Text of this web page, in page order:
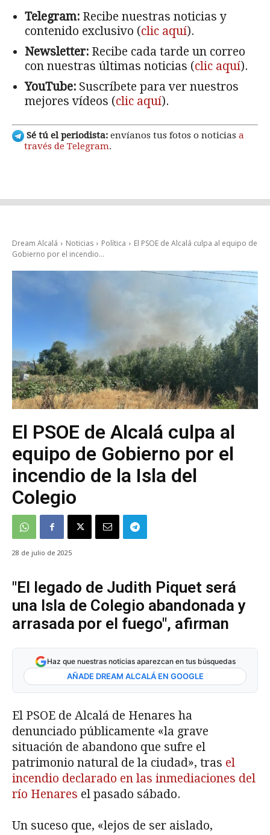
Telegram: Recibe nuestras noticias y
contenido exclusivo (clic aquí).
Newsletter: Recibe cada tarde un correo
con nuestras últimas noticias (clic aquí).
YouTube: Suscríbete para ver nuestros
mejores vídeos (clic aquí).
Sé tú el periodista: envíanos tus fotos o noticias a
través de Telegram.